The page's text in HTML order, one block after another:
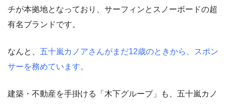
チが本拠地となっており、サーフィンとスノーボードの超
有名ブランドです。
なんと、 五十嵐カノアさんがまだ12歳のときから、スポン
サーを務めています。
建築・不動産を手掛ける「木下グループ」も、五十嵐カノ